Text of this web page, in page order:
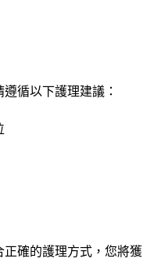
循以下護理建議：
確的護理方式，您將獲